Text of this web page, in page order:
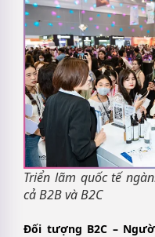
Triển lãm quốc tế
cả B2B và B2C
Đối tượng B2C –